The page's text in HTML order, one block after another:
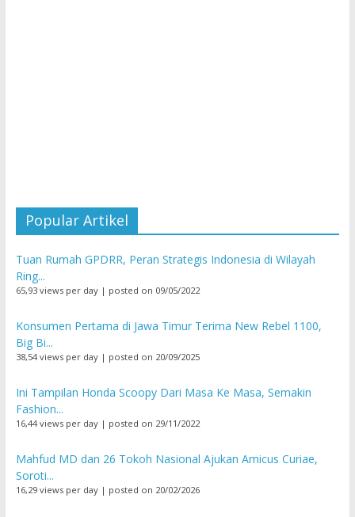
Popular Artikel
Tuan Rumah GPDRR, Peran Strategis Indonesia di Wilayah
Ring...
65,93 views per day| posted on 09/05/2022
Konsumen Pertama di Jawa Timur Terima New Rebel 1100,
Big Bi...
38,54 views per day| posted on 20/09/2025
Ini Tampilan Honda Scoopy Dari Masa Ke Masa, Semakin
Fashion...
16,44 views per day| posted on 29/11/2022
Mahfud MD dan 26 Tokoh Nasional Ajukan Amicus Curiae,
Soroti...
16,29 views per day| posted on 20/02/2026